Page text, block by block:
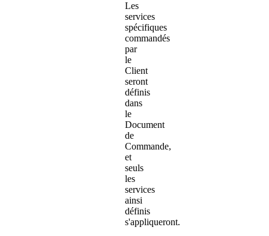
Les
services
spécifiques
commandés
par
le
Client
seront
définis
dans
le
Document
de
Commande,
et
seuls
les
services
ainsi
définis
s'appliqueront.